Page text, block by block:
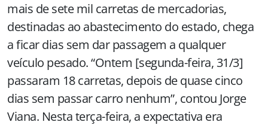
mais de sete mil carretas de mercadorias,
destinadas ao abastecimento do estado, chega
a ficar dias sem dar passagem a qualquer
veículo pesado. “Ontem [segunda-feira, 31/3]
passaram 18 carretas, depois de quase cinco
dias sem passar carro nenhum”, contou Jorge
Viana. Nesta terça-feira, a expectativa era